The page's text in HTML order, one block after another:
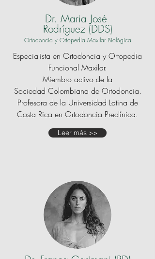
Dr. Maria José
Rodríguez (DDS)
Ortodoncia y Ortopedia Maxilar Biológica
Especialista en Ortodoncia y Ortopedia
Funcional Maxilar.
Miembro activo de la
Sociedad Colombiana de Ortodoncia.
Profesora de la Universidad Latina de
Costa Rica en Ortodoncia Preclínica.
Leer más >>